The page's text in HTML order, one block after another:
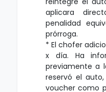
aplicara
penalidad
prórroga.
* El chofer
x día. Ha
previamente a
reservó el
voucher como